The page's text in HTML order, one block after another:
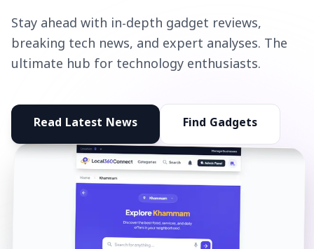
Stay ahead with in-depth gadget reviews,
breaking tech news, and expert analyses. The
ultimate hub for technology enthusiasts.
Read Latest News Find Gadgets